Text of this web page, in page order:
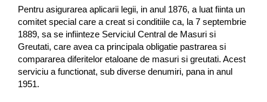
Pentru asigurarea aplicarii legii, in anul 1876, a luat fiinta un
comitet special care a creat si conditiile ca, la 7 septembrie
1889, sa se infiinteze Serviciul Central de Masuri si
Greutati, care avea ca principala obligatie pastrarea si
compararea diferitelor etaloane de masuri si greutati. Acest
serviciu a functionat, sub diverse denumiri, pana in anul
1951.